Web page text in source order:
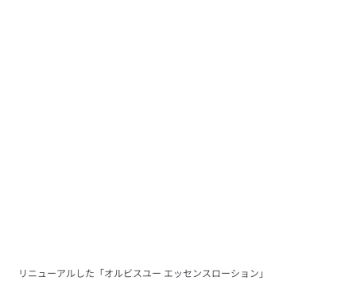
リニューアルした「オルビスユー エッセンスローション」